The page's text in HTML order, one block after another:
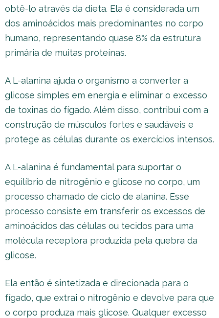
obtê-lo através da dieta. Ela é considerada um
dos aminoácidos mais predominantes no corpo
humano, representando quase 8% da estrutura
primária de muitas proteínas.
A L-alanina ajuda o organismo a converter a
glicose simples em energia e eliminar o excesso
de toxinas do fígado. Além disso, contribui com a
construção de músculos fortes e saudáveis e
protege as células durante os exercícios intensos.
A L-alanina é fundamental para suportar o
equilíbrio de nitrogênio e glicose no corpo, um
processo chamado de ciclo de alanina. Esse
processo consiste em transferir os excessos de
aminoácidos das células ou tecidos para uma
molécula receptora produzida pela quebra da
glicose.
Ela então é sintetizada e direcionada para o
fígado, que extrai o nitrogênio e devolve para que
o corpo produza mais glicose. Qualquer excesso